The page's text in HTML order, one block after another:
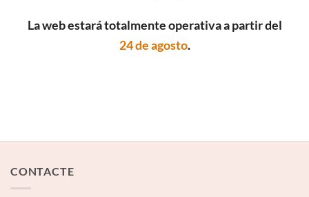
La web estará totalmente operativa a partir del
24 de agosto.
CONTACTE